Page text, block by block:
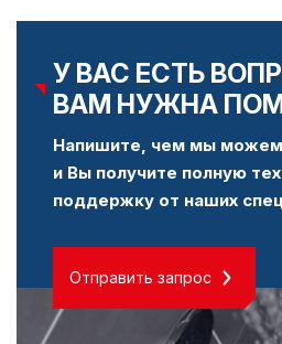
У ВАС ЕСТЬ
ВАМ НУЖНА
Напишите, чем мы
и Вы получите полную
поддержку от наших
Отправить запрос